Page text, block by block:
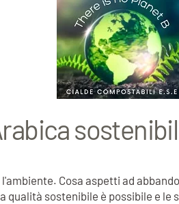
Cosa aspetti ad
sostenibile è possibile e